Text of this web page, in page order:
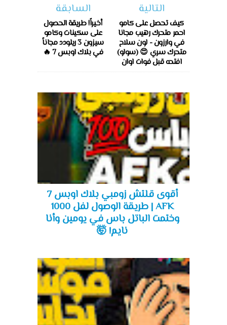
التالية
كيف تحصل على كامو
احمر متحرك رهيب مجانا
في وارزون - لون سلاح
متحرك سري 😍 (سولو)
افتحه قبل فوات اوان
السابقة
أخيراً! طريقة الحصول
على سكينات وكامو
سيزون 3 ريلودد مجاناً
في بلاك اوبس 7 🔥
أقوى قلتش زومبي بلاك اوبس 7
AFK | طريقة الوصول لفل 1000
وختمت الباتل باس في يومين وأنا
نايم! 🤯